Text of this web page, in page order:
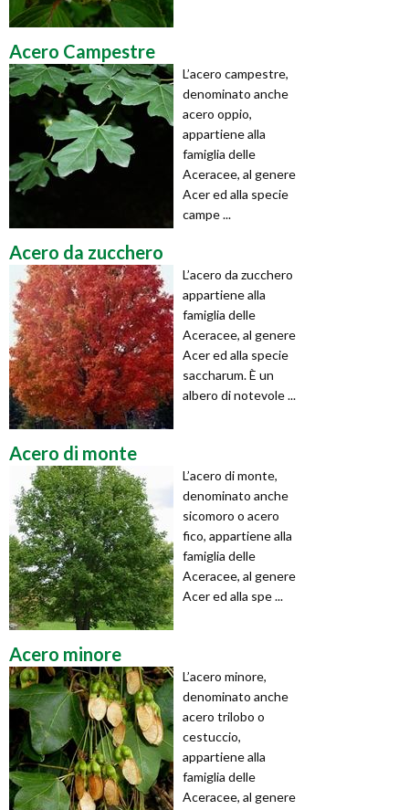
Acero Campestre
L’acero campestre,
denominato anche
acero oppio,
appartiene alla
famiglia delle
Aceracee, al genere
Acer ed alla specie
campe ...
Acero da zucchero
L’acero da zucchero
appartiene alla
famiglia delle
Aceracee, al genere
Acer ed alla specie
saccharum. È un
albero di notevole ...
Acero di monte
L’acero di monte,
denominato anche
sicomoro o acero
fico, appartiene alla
famiglia delle
Aceracee, al genere
Acer ed alla spe ...
Acero minore
L’acero minore,
denominato anche
acero trilobo o
cestuccio,
appartiene alla
famiglia delle
Aceracee, al genere